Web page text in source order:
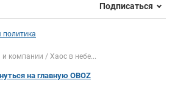
Подписаться
политика
и компании Хаос в небе...
на главную OBOZ